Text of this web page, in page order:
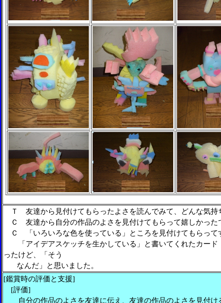
Ｔ 友達から見付けてもらったよさを読んでみて、どんな気持
Ｃ 友達から自分の作品のよさを見付けてもらって嬉しかった
Ｃ 「いろいろな色を使っている」ところを見付けてもらって
「アイデアスケッチを生かしている」と書いてくれたカード
ったけど、「そう
なんだ」と思いました。
[鑑賞時の評価と支援]
[評価]
自分の作品のよさを友達に伝え、友達の作品のよさを見付け